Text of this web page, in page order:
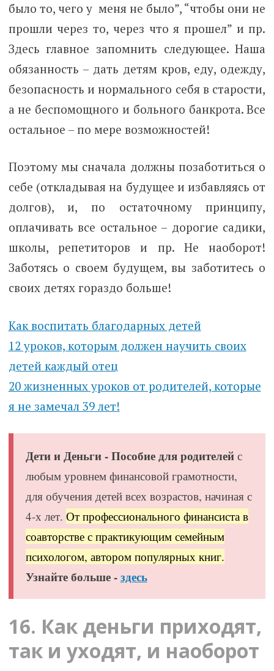
было то, чего у меня не было”, “чтобы они не
прошли через то, через что я прошел” и пр.
Здесь главное запомнить следующее. Наша
обязанность – дать детям кров, еду, одежду,
безопасность и нормального себя в старости,
а не беспомощного и больного банкрота. Все
остальное – по мере возможностей!
Поэтому мы сначала должны позаботиться о
себе (откладывая на будущее и избавляясь от
долгов), и, по остаточному принципу,
оплачивать все остальное – дорогие садики,
школы, репетиторов и пр. Не наоборот!
Заботясь о своем будущем, вы заботитесь о
своих детях гораздо больше!
Как воспитать благодарных детей
12 уроков, которым должен научить своих
детей каждый отец
20 жизненных уроков от родителей, которые
я не замечал 39 лет!
Дети и Деньги - Пособие для родителейс
любым уровнем финансовой грамотности,
для обучения детей всех возрастов, начиная с
4-х лет. От профессионального финансиста в
соавторстве с практикующим семейным
психологом, автором популярных книг.
Узнайте больше -здесь
16. Как деньги приходят,
так и уходят, и наоборот